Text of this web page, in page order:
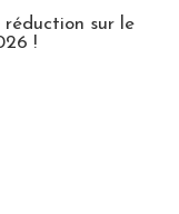
réduction sur le
!